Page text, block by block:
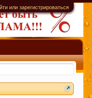
или зарегистрироваться